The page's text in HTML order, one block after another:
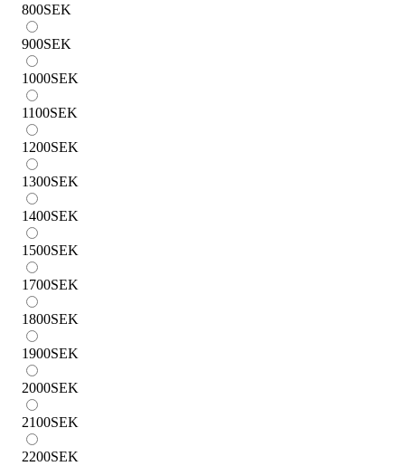
800SEK
900SEK
1000SEK
1100SEK
1200SEK
1300SEK
1400SEK
1500SEK
1700SEK
1800SEK
1900SEK
2000SEK
2100SEK
2200SEK